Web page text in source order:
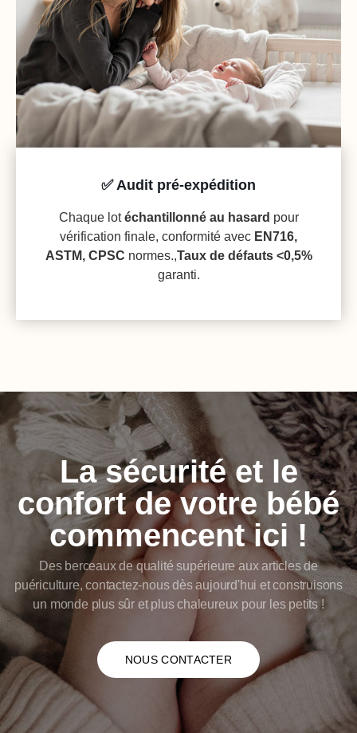
✅ Audit pré-expédition
Chaque lotéchantillonné au hasard pour
vérification finale, conformité avec EN716,
ASTM, CPSC normes.,Taux de défauts <0,5%
garanti.
La sécurité et le
confort de votre bébé
commencent ici !
Des berceaux de qualité supérieure aux articles de
puériculture, contactez-nous dès aujourd'hui et construisons
un monde plus sûr et plus chaleureux pour les petits !
NOUS CONTACTER